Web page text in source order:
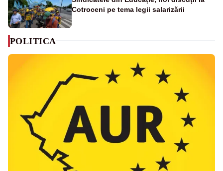
Cotroceni pe tema legii salarizării
POLITICA